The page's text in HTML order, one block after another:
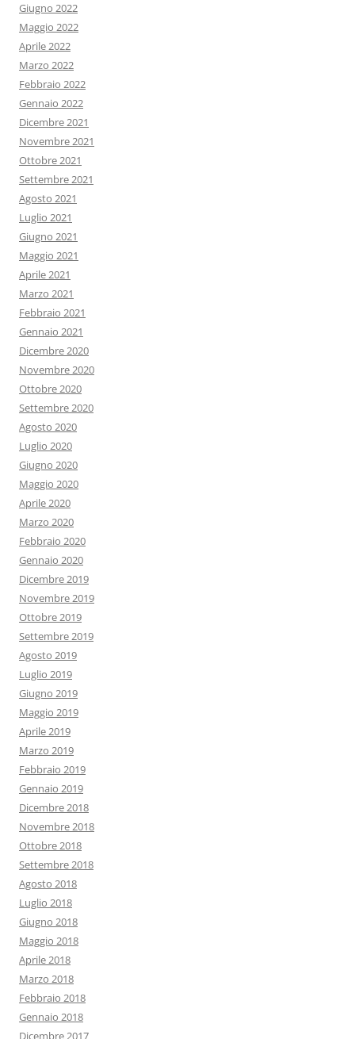
Giugno 2022
Maggio 2022
Aprile 2022
Marzo 2022
Febbraio 2022
Gennaio 2022
Dicembre 2021
Novembre 2021
Ottobre 2021
Settembre 2021
Agosto 2021
Luglio 2021
Giugno 2021
Maggio 2021
Aprile 2021
Marzo 2021
Febbraio 2021
Gennaio 2021
Dicembre 2020
Novembre 2020
Ottobre 2020
Settembre 2020
Agosto 2020
Luglio 2020
Giugno 2020
Maggio 2020
Aprile 2020
Marzo 2020
Febbraio 2020
Gennaio 2020
Dicembre 2019
Novembre 2019
Ottobre 2019
Settembre 2019
Agosto 2019
Luglio 2019
Giugno 2019
Maggio 2019
Aprile 2019
Marzo 2019
Febbraio 2019
Gennaio 2019
Dicembre 2018
Novembre 2018
Ottobre 2018
Settembre 2018
Agosto 2018
Luglio 2018
Giugno 2018
Maggio 2018
Aprile 2018
Marzo 2018
Febbraio 2018
Gennaio 2018